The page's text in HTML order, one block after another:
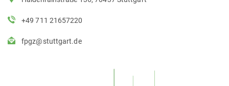
+49 711 21657220
fpgz@stuttgart.de